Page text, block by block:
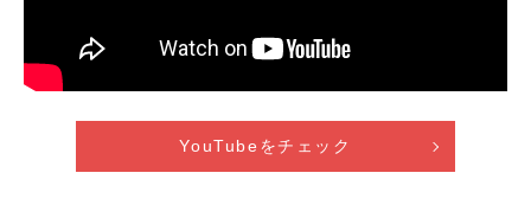
YouTubeをチェック